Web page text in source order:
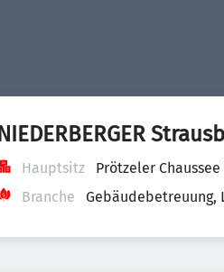
NIEDERBERGER
Hauptsitz
Prötzeler
Branche
Gebäudebetreuung,